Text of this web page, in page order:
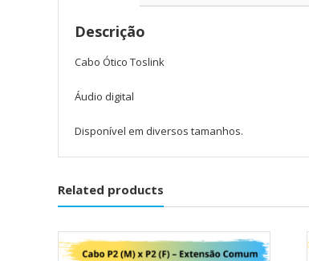
Descrição
Cabo Ótico Toslink
Áudio digital
Disponível em diversos tamanhos.
Related products